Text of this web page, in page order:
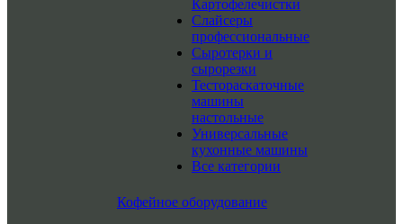
Картофелечистки
Слайсеры
профессиональные
Сыротерки и
сырорезки
Тестораскаточные
машины
настольные
Универсальные
кухонные машины
Все категории
Кофейное оборудование